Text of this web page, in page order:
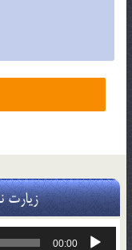
زیارت
پخش‌کننده
00:00